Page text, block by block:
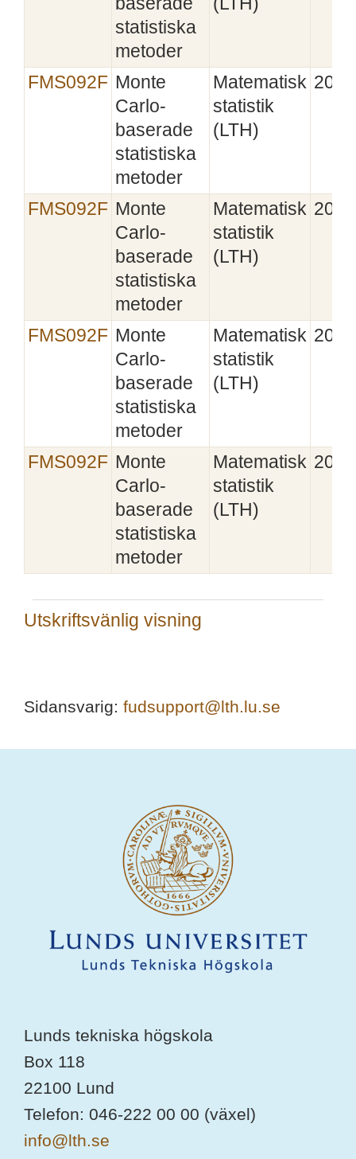
statistiska
metoder
FMS092F Monte
Carlo-
baserade
statistiska
metoder
Matematisk
statistik
(LTH)
FMS092F Monte
Carlo-
baserade
statistiska
metoder
Matematisk
statistik
(LTH)
FMS092F Monte
Carlo-
baserade
statistiska
metoder
Matematisk
statistik
(LTH)
FMS092F Monte
Carlo-
baserade
statistiska
metoder
Matematisk
statistik
(LTH)
Utskriftsvänlig visning
Sidansvarig: fudsupport@lth.lu.se
Lunds tekniska högskola
Box 118
22100 Lund
Telefon: 046-222 00 00 (växel)
info@lth.se